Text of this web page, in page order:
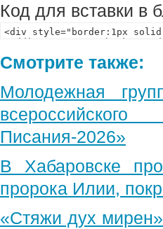
Код для вставки в
Смотрите также:
Молодежная
Писания-2026»
В Хабаровске
пророка Илии,
«Стяжи дух